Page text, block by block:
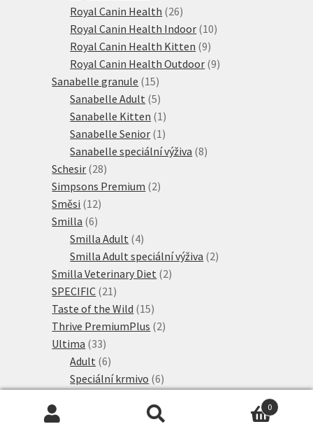
produktů
Royal Canin Health 2626
produktů
Royal Canin Health Indoor 1010
Royal Canin Health Kitten 99
produktů
Royal Canin Health Outdoor 99
Sanabelle granule 1515
produktů
Sanabelle Adult 55
produktů
Sanabelle Kitten 1 1
produkt
Sanabelle Senior 1 1
produkt
Sanabelle speciální výživa 88
Schesir 2828
produktů
Simpsons Premium 22
Směsi 1212
Smilla 66
produktů
Smilla Adult 44
produkty
Smilla Adult speciální výživa 22
Smilla Veterinary Diet 22
SPECIFIC 21 21
produktů
Taste of the Wild 1515
produktů
Thrive PremiumPlus 22
Ultima 3333
produktů
Adult 66
produktů
Speciální krmivo 66
produkty
Ultima Sterilised 19 0